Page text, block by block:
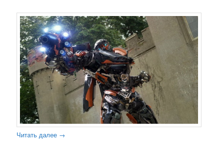
Читать далее →